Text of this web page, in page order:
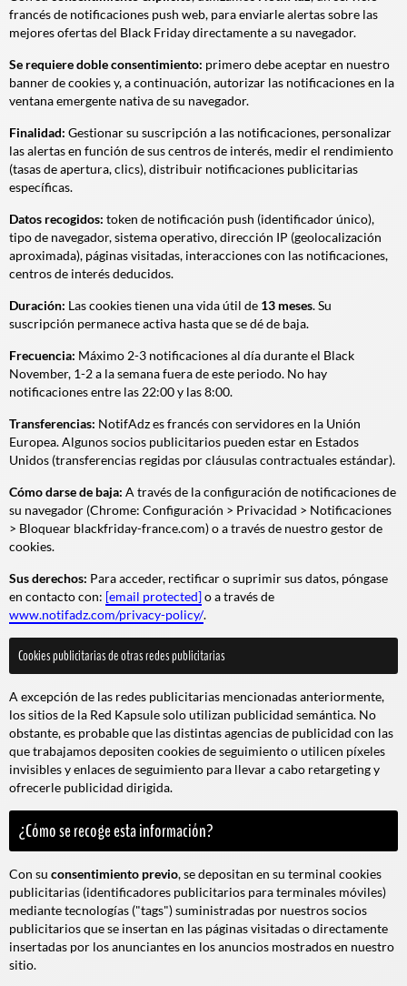
francés de notificaciones push web, para enviarle alertas sobre las
mejores ofertas del Black Friday directamente a su navegador.
Se requiere doble consentimiento: primero debe aceptar en nuestro
banner de cookies y, a continuación, autorizar las notificaciones en la
ventana emergente nativa de su navegador.
Finalidad: Gestionar su suscripción a las notificaciones, personalizar
las alertas en función de sus centros de interés, medir el rendimiento
(tasas de apertura, clics), distribuir notificaciones publicitarias
específicas.
Datos recogidos: token de notificación push (identificador único),
tipo de navegador, sistema operativo, dirección IP (geolocalización
aproximada), páginas visitadas, interacciones con las notificaciones,
centros de interés deducidos.
Duración: Las cookies tienen una vida útil de 13 meses. Su
suscripción permanece activa hasta que se dé de baja.
Frecuencia: Máximo 2-3 notificaciones al día durante el Black
November, 1-2 a la semana fuera de este periodo. No hay
notificaciones entre las 22:00 y las 8:00.
Transferencias: NotifAdz es francés con servidores en la Unión
Europea. Algunos socios publicitarios pueden estar en Estados
Unidos (transferencias regidas por cláusulas contractuales estándar).
Cómo darse de baja: A través de la configuración de notificaciones de
su navegador (Chrome: Configuración > Privacidad > Notificaciones
> Bloquear blackfriday-france.com) o a través de nuestro gestor de
cookies.
Sus derechos: Para acceder, rectificar o suprimir sus datos, póngase
en contacto con: [email protected]o a través de
www.notifadz.com/privacy-policy/.
Cookies publicitarias de otras redes publicitarias
A excepción de las redes publicitarias mencionadas anteriormente,
los sitios de la Red Kapsule solo utilizan publicidad semántica. No
obstante, es probable que las distintas agencias de publicidad con las
que trabajamos depositen cookies de seguimiento o utilicen píxeles
invisibles y enlaces de seguimiento para llevar a cabo retargeting y
ofrecerle publicidad dirigida.
¿Cómo se recoge esta información?
Con su consentimiento previo, se depositan en su terminal cookies
publicitarias (identificadores publicitarios para terminales móviles)
mediante tecnologías ("tags") suministradas por nuestros socios
publicitarios que se insertan en las páginas visitadas o directamente
insertadas por los anunciantes en los anuncios mostrados en nuestro
sitio.